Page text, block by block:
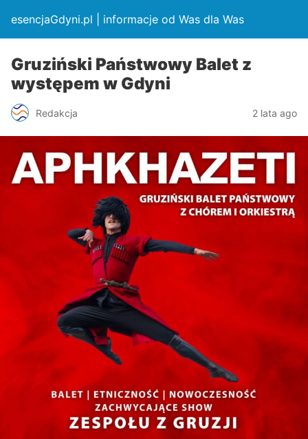
esencjaGdyni.pl | informacje od Was dla Was
Gruziński Państwowy Balet z
występem w Gdyni
Redakcja 2 lata ago